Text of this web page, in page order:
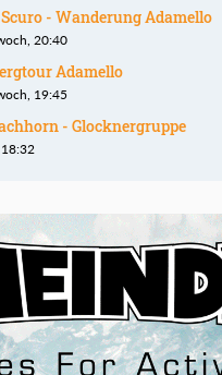
- Wanderung Adamello
20:40
Adamello
19:45
- Glocknergruppe